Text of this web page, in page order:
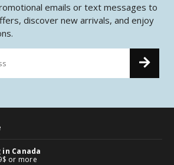
emails or text messages to
discover new arrivals, and enjoy
Canada
or more